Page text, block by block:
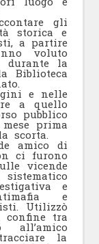
gli
storica e
a partire
voluto
durante la
Biblioteca
e nelle
a quello
pubblico
prima
scorta.
amico di
ci furono
vicende
e
e
Utilizzò
confine tra
all’amico
la